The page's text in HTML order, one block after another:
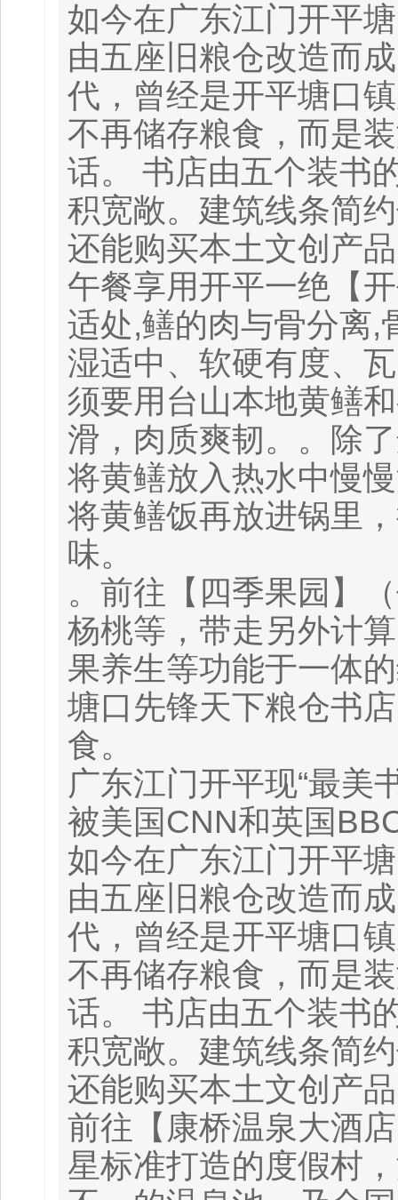
如今在广东江门开平
由五座旧粮仓改造而
代，曾经是开平塘口
不再储存粮食，而是
话。 书店由五个装书
积宽敞。建筑线条简
还能购买本土文创产
午餐享用开平一绝【
适处,鳝的肉与骨分离,
湿适中、软硬有度、
须要用台山本地黄鳝
滑，肉质爽韧。。除
将黄鳝放入热水中慢
将黄鳝饭再放进锅里
味。
。前往【四季果园】
杨桃等，带走另外计
果养生等功能于一体
塘口先锋天下粮仓书
食。
广东江门开平现“最美
被美国CNN和英国
如今在广东江门开平
由五座旧粮仓改造而
代，曾经是开平塘口
不再储存粮食，而是
话。 书店由五个装书
积宽敞。建筑线条简
还能购买本土文创产
前往【康桥温泉大酒
星标准打造的度假村